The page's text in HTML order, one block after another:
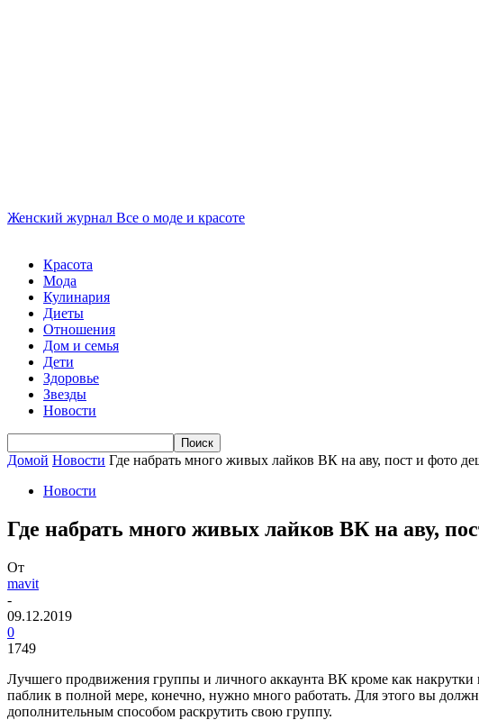
Женский журнал Все о моде и красоте
Красота
Мода
Кулинария
Диеты
Отношения
Дом и семья
Дети
Здоровье
Звезды
Новости
Домой Новости Где набрать много живых лайков ВК на аву, пост и фото
Новости
Где набрать много живых лайков ВК на аву,
От
mavit
-
09.12.2019
0
1749
Лучшего продвижения группы и личного аккаунта ВК кроме как
паблик в полной мере, конечно, нужно много работать. Для этого вы
дополнительным способом раскрутить свою группу.